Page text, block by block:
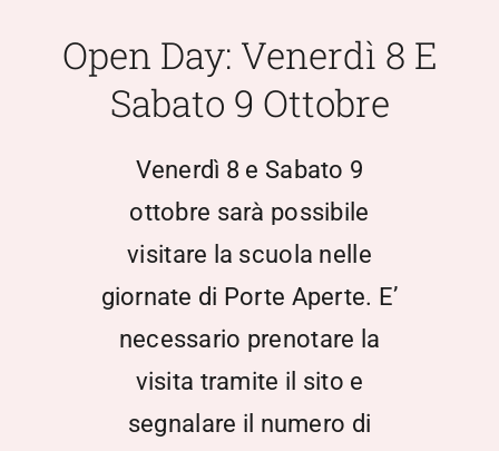
Documentazione
Open Day: Venerdì 8 E
Sabato 9 Ottobre
Venerdì 8 e Sabato 9
ottobre sarà possibile
visitare la scuola nelle
giornate di Porte Aperte. E’
necessario prenotare la
visita tramite il sito e
segnalare il numero di